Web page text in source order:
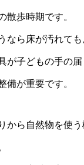
散歩時期です。
なら床が汚れて
が子どもの手の
備が重要です。
から自然物を使